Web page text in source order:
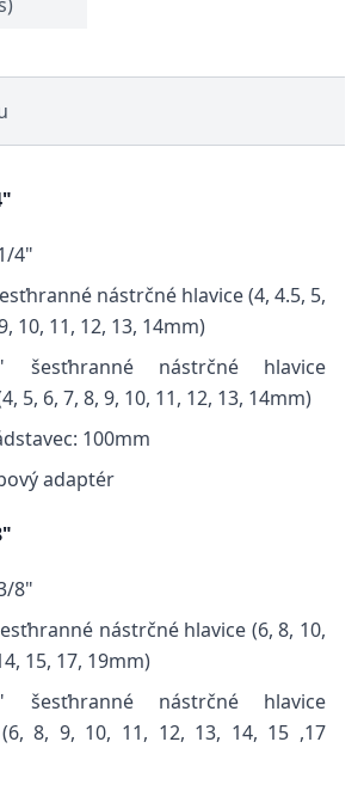
4"
nástrčné hlavice (4, 4.5, 5,
10, 11, 12, 13, 14mm)
šesťhranné nástrčné hlavice
5, 6, 7, 8, 9, 10, 11, 12, 13, 14mm)
100mm
adaptér
8"
nástrčné hlavice (6, 8, 10,
15, 17, 19mm)
šesťhranné nástrčné hlavice
8, 9, 10, 11, 12, 13, 14, 15 ,17